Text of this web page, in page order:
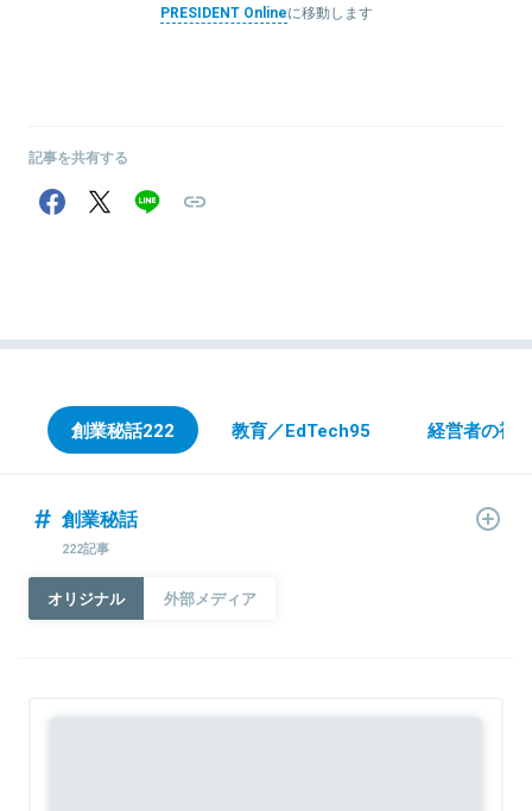
PRESIDENT Onlineに移動します
記事を共有する
創業秘話222 教育／EdTech95 経営者の視
創業秘話
222記事
オリジナル 外部メディア